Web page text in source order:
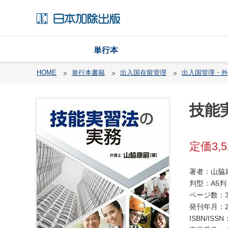
単行本
戸
籍
渉
外
籍
・
国
籍
HOME 単行本書籍 出入国在留管理 出入国管理・
技能
著者：山脇
判型：A5判
ページ数：
発刊年月：
ISBN/ISSN